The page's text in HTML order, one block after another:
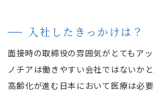
入社したきっかけは？
面接時の取締役の雰囲気がとてもア
ノチアは働きやすい会社ではないか
高齢化が進む日本において医療は必